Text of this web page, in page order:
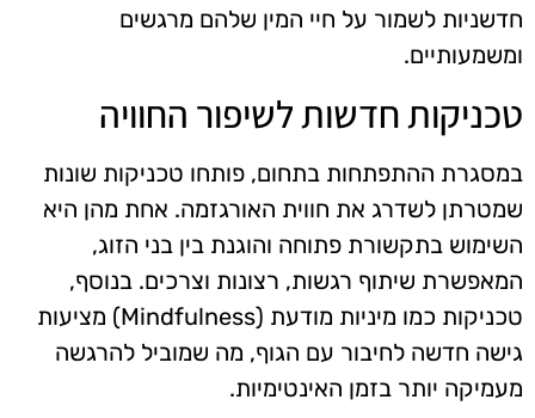
חדשניות לשמור על חיי המין שלהם מרגשים
ומשמעותיים.
טכניקות חדשות לשיפור החוויה
במסגרת ההתפתחות בתחום, פותחו טכניקות שונות
שמטרתן לשדרג את חווית האורגזמה. אחת מהן היא
השימוש בתקשורת פתוחה והוגנת בין בני הזוג,
המאפשרת שיתוף רגשות, רצונות וצרכים. בנוסף,
טכניקות כמו מיניות מודעת (Mindfulness) מציעות
גישה חדשה לחיבור עם הגוף, מה שמוביל להרגשה
מעמיקה יותר בזמן האינטימיות.